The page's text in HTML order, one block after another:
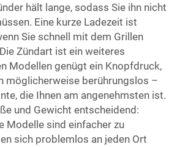
hält lange, sodass Sie ihn nicht
Eine kurze Ladezeit ist
Sie schnell mit dem Grillen
Zündart ist ein weiteres
Modellen genügt ein Knopfdruck,
möglicherweise berührungslos –
die Ihnen am angenehmsten ist.
und Gewicht entscheidend:
Modelle sind einfacher zu
sich problemlos an jeden Ort